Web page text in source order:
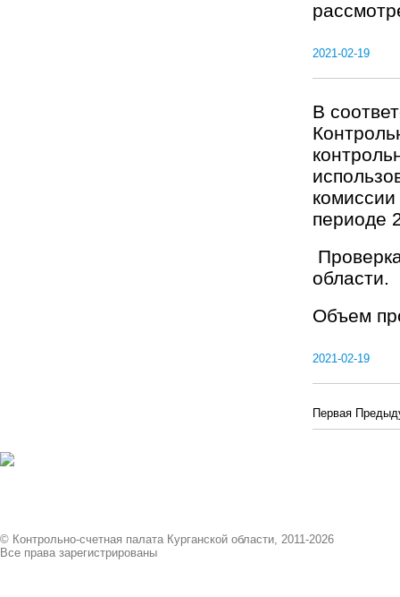
2021-02-19
В
периоде
области.
Объем
2021-02-19
Первая
© Контрольно-счетная палата Курганской области, 2011-2026
Все права зарегистрированы